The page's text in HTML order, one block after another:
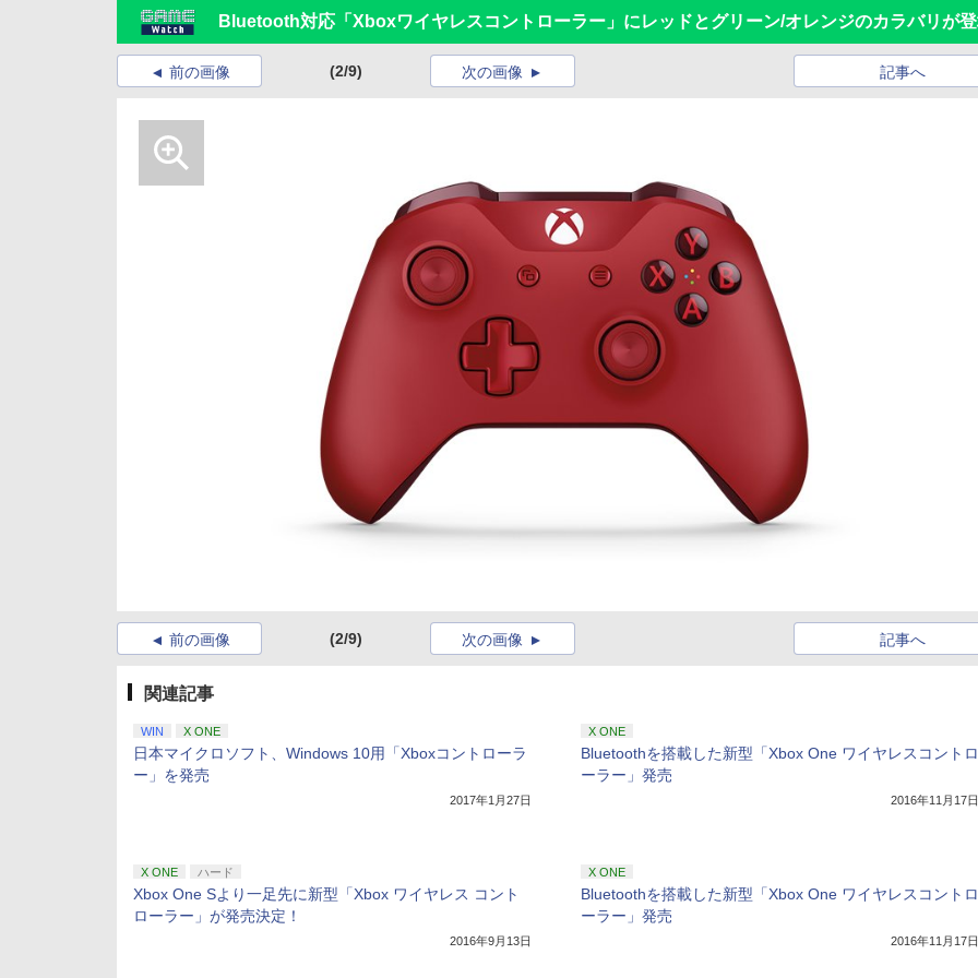
Bluetooth対応「Xboxワイヤレスコントローラー」にレッドとグリーン/オレンジのカラバリが
前の画像 (2/9) 次の画像 記事へ
前の画像 (2/9) 次の画像 記事へ
関連記事
WIN X ONE
日本マイクロソフト、Windows 10用「Xboxコントローラ
ー」を発売
2017年1月27日
X ONE
Bluetoothを搭載した新型「Xbox One ワイヤレスコントロ
ーラー」発売
2016年11月17日
X ONE ハード
Xbox One Sより一足先に新型「Xbox ワイヤレス コント
ローラー」が発売決定！
2016年9月13日
X ONE
Bluetoothを搭載した新型「Xbox One ワイヤレスコントロ
ーラー」発売
2016年11月17日